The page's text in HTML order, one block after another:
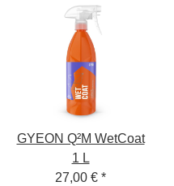
GYEON Q²M WetCoat
1 L
27,00 € *